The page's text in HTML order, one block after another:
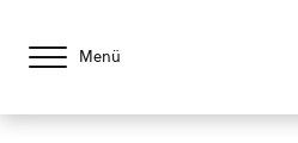
Menü